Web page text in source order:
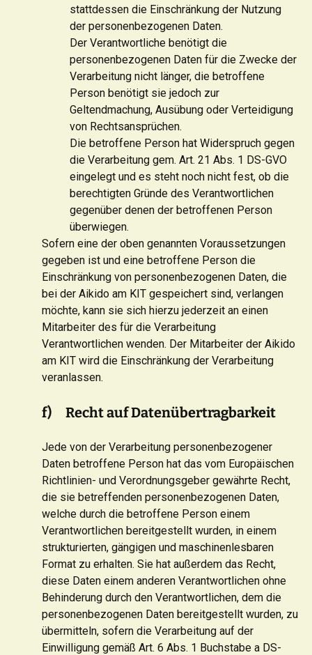
stattdessen die Einschränkung der Nutzung
der personenbezogenen Daten.
Der Verantwortliche benötigt die
personenbezogenen Daten für die Zwecke der
Verarbeitung nicht länger, die betroffene
Person benötigt sie jedoch zur
Geltendmachung, Ausübung oder Verteidigung
von Rechtsansprüchen.
Die betroffene Person hat Widerspruch gegen
die Verarbeitung gem. Art. 21 Abs. 1 DS-GVO
eingelegt und es steht noch nicht fest, ob die
berechtigten Gründe des Verantwortlichen
gegenüber denen der betroffenen Person
überwiegen.
Sofern eine der oben genannten Voraussetzungen
gegeben ist und eine betroffene Person die
Einschränkung von personenbezogenen Daten, die
bei der Aikido am KIT gespeichert sind, verlangen
möchte, kann sie sich hierzu jederzeit an einen
Mitarbeiter des für die Verarbeitung
Verantwortlichen wenden. Der Mitarbeiter der Aikido
am KIT wird die Einschränkung der Verarbeitung
veranlassen.
f) Recht auf Datenübertragbarkeit
Jede von der Verarbeitung personenbezogener
Daten betroffene Person hat das vom Europäischen
Richtlinien- und Verordnungsgeber gewährte Recht,
die sie betreffenden personenbezogenen Daten,
welche durch die betroffene Person einem
Verantwortlichen bereitgestellt wurden, in einem
strukturierten, gängigen und maschinenlesbaren
Format zu erhalten. Sie hat außerdem das Recht,
diese Daten einem anderen Verantwortlichen ohne
Behinderung durch den Verantwortlichen, dem die
personenbezogenen Daten bereitgestellt wurden, zu
übermitteln, sofern die Verarbeitung auf der
Einwilligung gemäß Art. 6 Abs. 1 Buchstabe a DS-